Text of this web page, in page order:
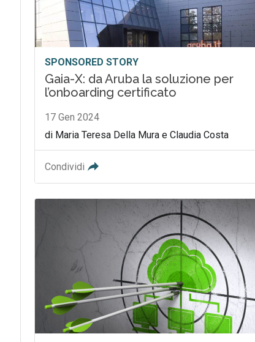
SPONSORED STORY
Gaia-X: da Aruba la soluzione per
l’onboarding certificato
17 Gen 2024
di Maria Teresa Della Mura e Claudia Costa
Condividi